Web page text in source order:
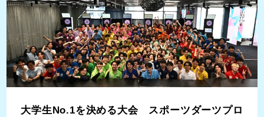
大学生No.1を決める大会 スポーツダーツプロ